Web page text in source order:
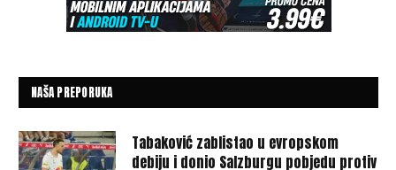
NAŠA PREPORUKA
Tabaković zablistao u evropskom
debiju i donio Salzburgu pobjedu protiv